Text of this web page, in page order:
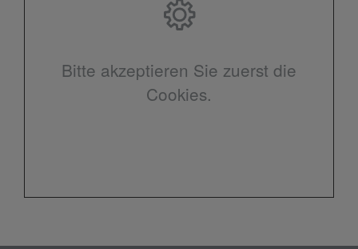
Bitte akzeptieren Sie zuerst die
Cookies.